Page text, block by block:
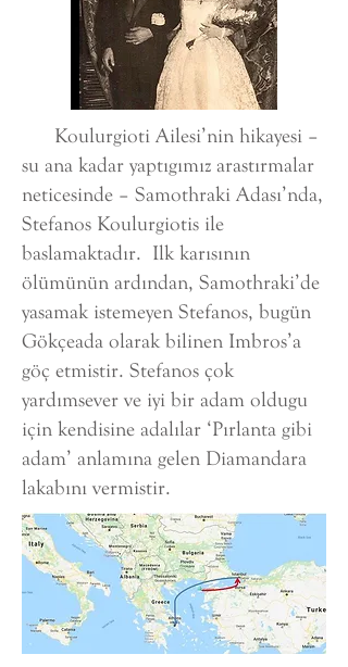
Koulurgioti Ailesi’nin hikayesi –
su ana kadar yaptıgımız arastırmalar
neticesinde – Samothraki Adası’nda,
Stefanos Koulurgiotis ile
baslamaktadır. Ilk karısının
ölümünün ardından, Samothraki’de
yasamak istemeyen Stefanos, bugün
Gökçeada olarak bilinen Imbros’a
göç etmistir. Stefanos çok
yardımsever ve iyi bir adam oldugu
için kendisine adalılar ‘Pırlanta gibi
adam’ anlamına gelen Diamandara
lakabını vermistir.